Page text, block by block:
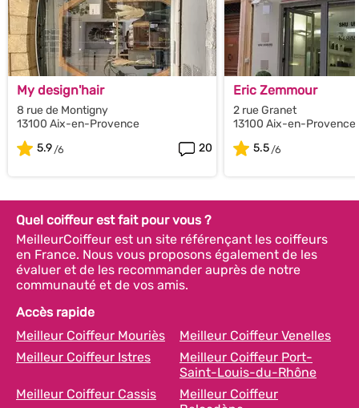
My design'hair
8 rue de Montigny
13100 Aix-en-Provence
5.9
20
Eric Zemmour
2 rue Granet
13100 Aix-en-Provence
5.5
Quel coiffeur est fait pour vous ?
MeilleurCoiffeur est un site référençant les coiffeurs
en France. Nous vous proposons également de les
évaluer et de les recommander auprès de notre
communauté et de vos amis.
Accès rapide
Meilleur Coiffeur Mouriès
Meilleur Coiffeur Venelles
Meilleur Coiffeur Istres
Meilleur Coiffeur Port-
Saint-Louis-du-Rhône
Meilleur Coiffeur Cassis
Meilleur Coiffeur